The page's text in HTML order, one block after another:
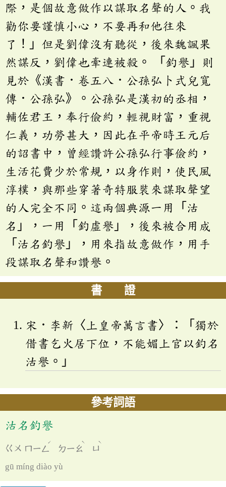
際，是個故意做作以謀取名聲的人。我
勸你要謹慎小心，不要再和他往來
了！」但是劉偉沒有聽從，後來魏諷果
然謀反，劉偉也牽連被殺。 「釣譽」則
見於《漢書．卷五八．公孫弘卜式兒寬
傳．公孫弘》。公孫弘是漢初的丞相，
輔佐君王，奉行儉約，輕視財富，重視
仁義，功勞甚大，因此在平帝時王元后
的詔書中，曾經讚許公孫弘行事儉約，
生活花費少於常規，以身作則，使民風
淳樸，與那些穿著奇特服裝來謀取聲望
的人完全不同。這兩個典源一用「沽
名」，一用「釣虛譽」，後來被合用成
「沽名釣譽」，用來指故意做作，用手
段謀取名聲和讚譽。
書 證
宋．李新〈上皇帝萬言書〉：「獨於
借書乞火居下位，不能媚上官以釣名
沽譽。」
參考詞語
沽名釣譽
ㄍㄨ ㄇㄧㄥ
ˊ
ㄉㄧㄠ
ˋ
ㄩ
ˋ
gū míng diào yù